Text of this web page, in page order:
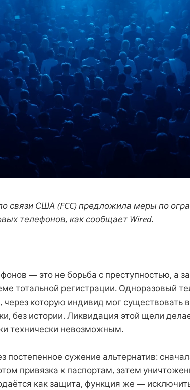
связи США (FCC) предложила меры по
телефонов, как сообщает Wired.
— это не борьба с преступностью, а
тотальной регистрации. Одноразовый
которую индивид мог существовать
без истории. Ликвидация этой щели
технически невозможным.
постепенное сужение альтернатив:
привязка к паспортам, затем
как защита, функция же —